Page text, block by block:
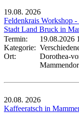
19.08. 2026
Feldenkrais Workshop
Stadt Land Bruck in
Termin:
19.08.2026
Kategorie:
Ort:
Dorothea-
20.08. 2026
Kaffeeratsch in